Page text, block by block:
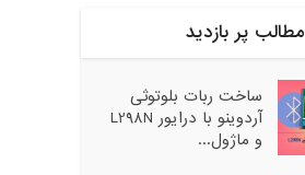
مطالب پر بازدید
ساخت ربات بلوتوثی
آردوینو با درایور L298N
و ماژول...